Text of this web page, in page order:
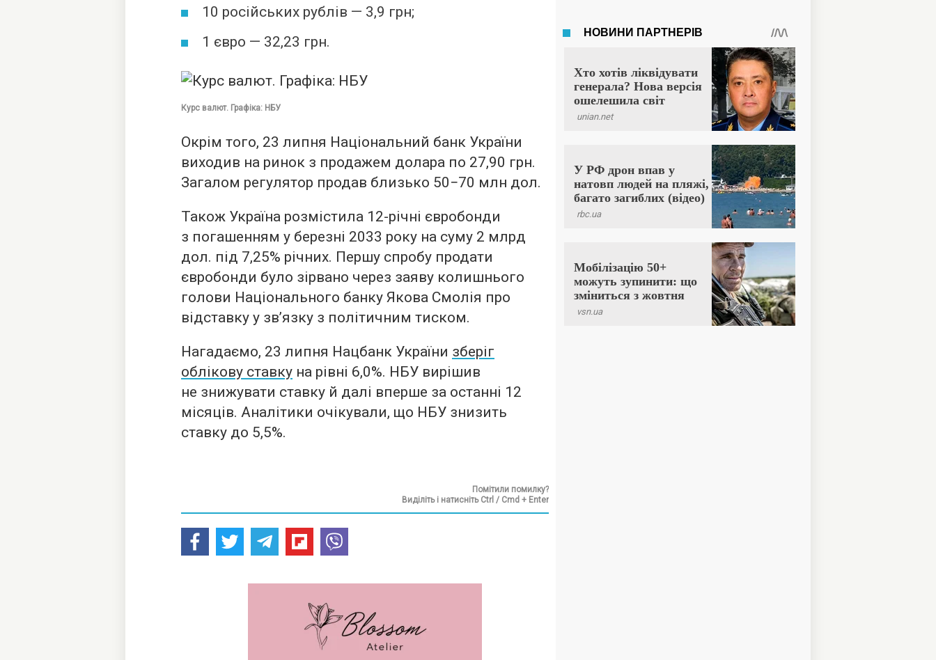
10 російських рублів — 3,9 грн;
1 євро — 32,23 грн.
Курс валют. Графіка: НБУ
Окрім того, 23 липня Національний банк України
виходив на ринок з продажем долара по 27,90 грн.
Загалом регулятор продав близько 50−70 млн дол.
Також Україна розмістила 12-річні євробонди
з погашенням у березні 2033 року на суму 2 млрд
дол. під 7,25% річних. Першу спробу продати
євробонди було зірвано через заяву колишнього
голови Національного банку Якова Смолія про
відставку у зв’язку з політичним тиском.
Нагадаємо, 23 липня Нацбанк України зберіг
облікову ставку на рівні 6,0%. НБУ вирішив
не знижувати ставку й далі вперше за останні 12
місяців. Аналітики очікували, що НБУ знизить
ставку до 5,5%.
Помітили помилку?
Виділіть і натисніть Ctrl / Cmd + Enter